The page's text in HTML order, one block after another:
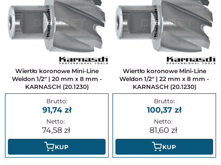
Wiertło koronowe Mini-Line
Weldon 1/2" | 20 mm x 8 mm -
KARNASCH (20.1230)
91,74
74,58
KUP
Wiertło koronowe Mini-Line
Weldon 1/2" | 22 mm x 8 mm -
KARNASCH (20.1230)
100,37
81,60
KUP